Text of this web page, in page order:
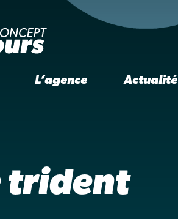
L’agence Actualité
trident